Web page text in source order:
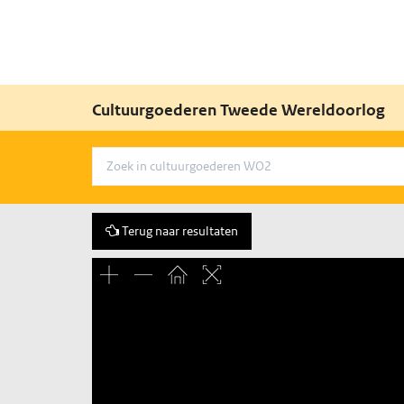
Cultuurgoederen Tweede Wereldoorlog
Terug naar resultaten